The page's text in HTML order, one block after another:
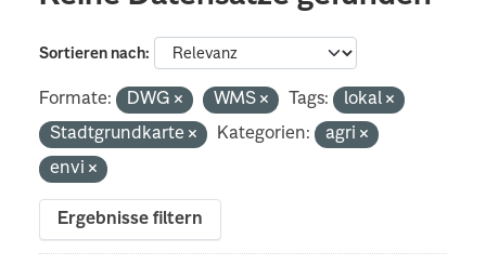
Sortieren nach
Formate: DWG WMS Tags:
lokal
Stadtgrundkarte
Kategorien:
agri
envi
Ergebnisse filtern